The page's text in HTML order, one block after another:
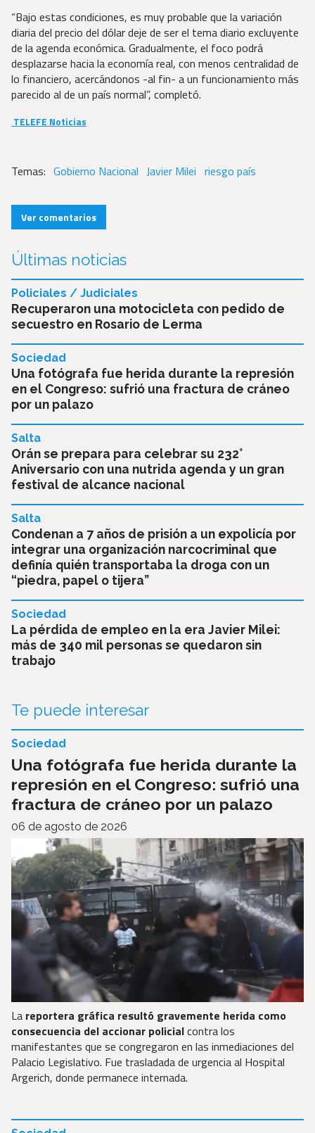
“Bajo estas condiciones, es muy probable que la variación
diaria del precio del dólar deje de ser el tema diario excluyente
de la agenda económica. Gradualmente, el foco podrá
desplazarse hacia la economía real, con menos centralidad de
lo financiero, acercándonos -al fin- a un funcionamiento más
parecido al de un país normal”, completó.
TELEFE Noticias
Gobierno Nacional Javier Milei riesgo país
Ver comentarios
Últimas noticias
Recuperaron una motocicleta con pedido de
secuestro en Rosario de Lerma
Policiales / Judiciales
Una fotógrafa fue herida durante la represión
en el Congreso: sufrió una fractura de cráneo
por un palazo
Sociedad
Orán se prepara para celebrar su 232°
Aniversario con una nutrida agenda y un gran
festival de alcance nacional
Salta
Condenan a 7 años de prisión a un expolicía por
integrar una organización narcocriminal que
definía quién transportaba la droga con un
“piedra, papel o tijera”
Salta
La pérdida de empleo en la era Javier Milei:
más de 340 mil personas se quedaron sin
trabajo
Sociedad
Te puede interesar
Una fotógrafa fue herida durante la
represión en el Congreso: sufrió una
fractura de cráneo por un palazo
Sociedad
06 de agosto de 2026
La reportera gráfica resultó gravemente herida como
consecuencia del accionar policialcontra los
manifestantes que se congregaron en las inmediaciones del
Palacio Legislativo. Fue trasladada de urgencia al Hospital
Argerich, donde permanece internada.